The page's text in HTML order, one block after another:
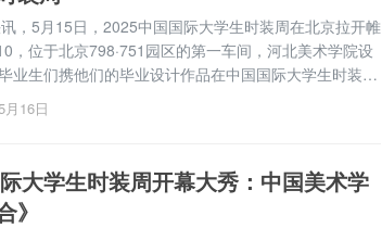
，5月15日，2025中国国际大学生时装周在北京拉开帷
，位于北京798·751园区的第一车间，河北美术学院设
业生们携他们的毕业设计作品在中国国际大学生时装周
毕业设计以“经纬共生·燕潮鸣”为主题，将文化与空间经
大地的设计活力...
月16日
大学生时装周开幕大秀：中国美术学
》